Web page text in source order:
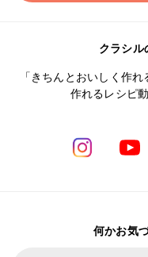
クラシル
「きちんとおいしく作
作れるレシピ
何かお気